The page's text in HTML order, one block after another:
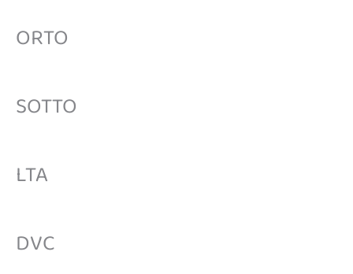
ORTO
SOTTO
LTA
DVC